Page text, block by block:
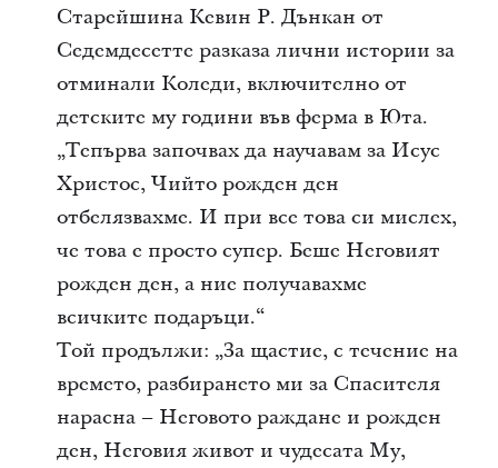
Старейшина Кевин Р. Дънкан от
Седемдесетте разказа лични истории за
отминали Коледи, включително от
детските му години във ферма в Юта.
„Тепърва започвах да научавам за Исус
Христос, Чийто рожден ден
отбелязвахме. И при все това си мислех,
че това е просто супер. Беше Неговият
рожден ден, а ние получавахме
всичките подаръци.“
Той продължи: „За щастие, с течение на
времето, разбирането ми за Спасителя
нарасна – Неговото раждане и рожден
ден, Неговия живот и чудесата Му,